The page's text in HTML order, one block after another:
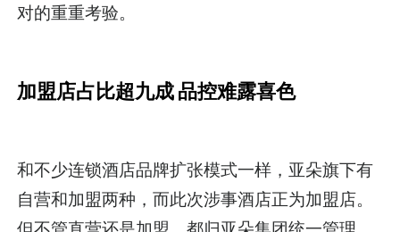
对的重重考验。
加盟店占比超九成 品控难露喜色
和不少连锁酒店品牌扩张模式一样，亚朵旗下有
自营和加盟两种，而此次涉事酒店正为加盟店。